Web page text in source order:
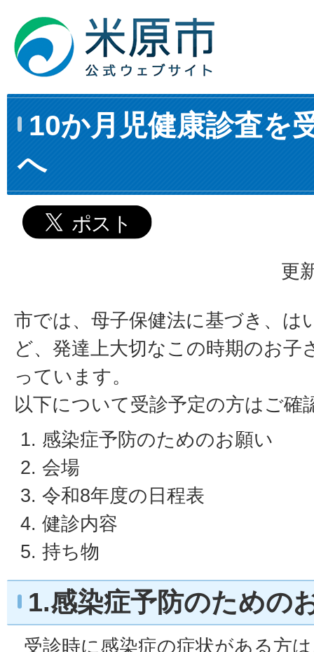
10か月児健康診査を
へ
更
市では、母子保健法に基づき、は
ど、発達上大切なこの時期のお子
っています。
以下について受診予定の方はご確
感染症予防のためのお願い
会場
令和8年度の日程表
健診内容
持ち物
1.感染症予防のための
受診時に感染症の症状がある方